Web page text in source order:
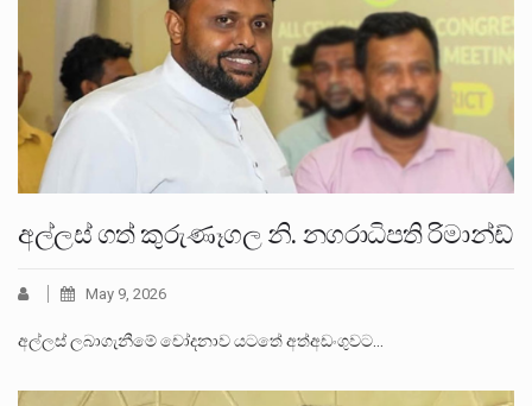
අල්ලස් ගත් කුරුණෑගල නි. නගරාධිපති රිමාන්ඩ්
May 9, 2026
අල්ලස් ලබාගැනීමේ චෝදනාව යටතේ අත්අඩංගුවට…